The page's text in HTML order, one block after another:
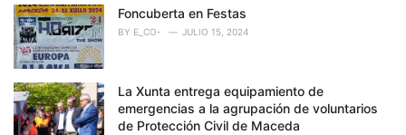
Foncuberta en Festas
BY E_CO- JULIO 15, 2024
La Xunta entrega equipamiento de
emergencias a la agrupación de voluntarios
de Protección Civil de Maceda